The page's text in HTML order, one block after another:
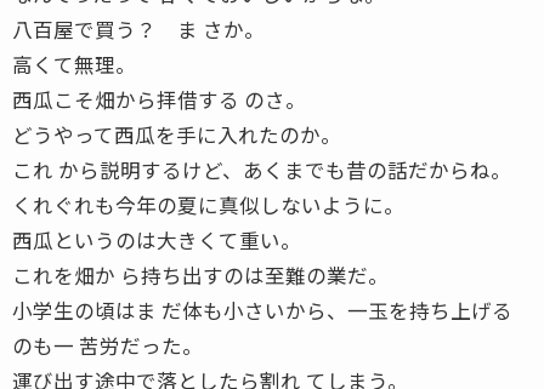
八百屋で買う？ ま さか。
高くて無理。
西瓜こそ畑から拝借する のさ。
どうやって西瓜を手に入れたのか。
これ から説明するけど、あくまでも昔の話だからね。
くれぐれも今年の夏に真似しないように。
西瓜というのは大きくて重い。
これを畑か ら持ち出すのは至難の業だ。
小学生の頃はま だ体も小さいから、一玉を持ち上げる
のも一 苦労だった。
運び出す途中で落としたら割れ てしまう。